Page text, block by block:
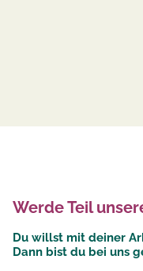
Werde Teil
Du willst mit deiner
Dann bist du bei uns